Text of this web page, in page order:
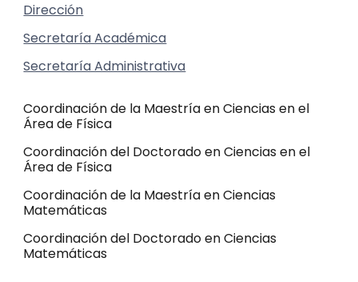
Dirección
Secretaría Académica
Secretaría Administrativa
Coordinación de la Maestría en Ciencias en el
Área de Física
Coordinación del Doctorado en Ciencias en el
Área de Física
Coordinación de la Maestría en Ciencias
Matemáticas
Coordinación del Doctorado en Ciencias
Matemáticas